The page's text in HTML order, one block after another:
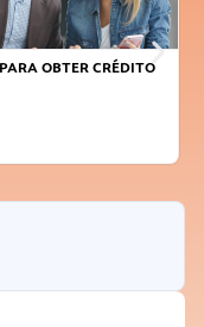
DIFERENÇA: SEJA